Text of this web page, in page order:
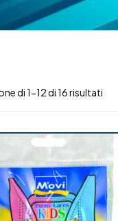
di 1-12 di 16 risultati